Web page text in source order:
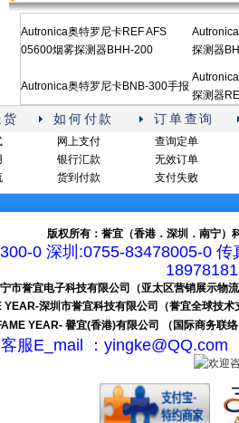
Autronica奥特罗尼卡REF AFS
05600烟雾探测器BHH-200
探测器
Autronica奥特罗尼卡BNB-300手报
探测器
如何付款 订单查询
网上支付
银行汇款
货到付款
查询定单
无效订单
支付失败
版权所有：誉宜（香港．深圳．南宁
0 深圳:0755-83478005-0
市誉宜电子科技有限公司（亚太区营销展示物
YEAR-深圳市誉宜科技有限公司（誉宜全球技术
YEAR- 譽宜(香港)有限公司 （国际商务联
客服E_mail ：